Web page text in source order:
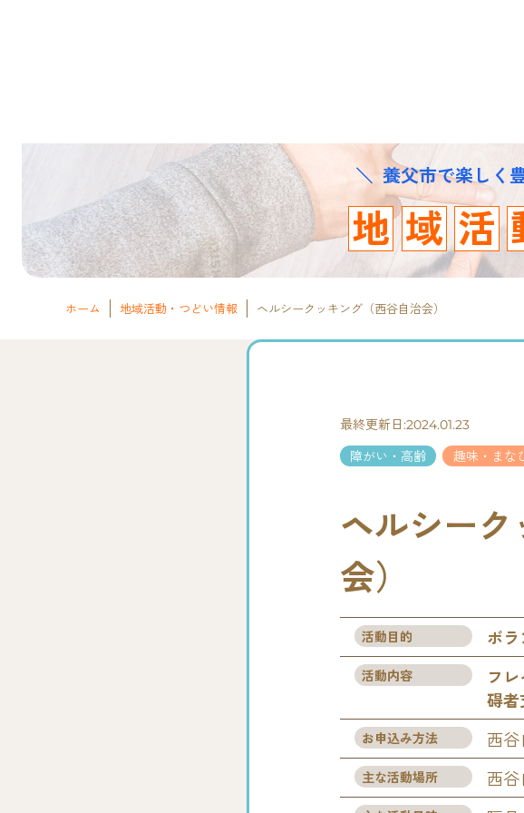
養父市で楽しく
地 域 活
ホーム 地域活動・つどい情報 ヘルシークッキング（西谷自治会）
最終更新日:2024.01.23
障がい・高齢
趣味・まな
ヘルシー
会）
活動目的 ボ
活動内容
フ
碍者
お申込み方法 西
主な活動場所 西谷